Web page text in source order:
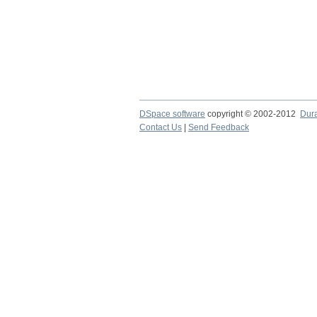
DSpace software copyright © 2002-2012
Contact Us
Send Feedback